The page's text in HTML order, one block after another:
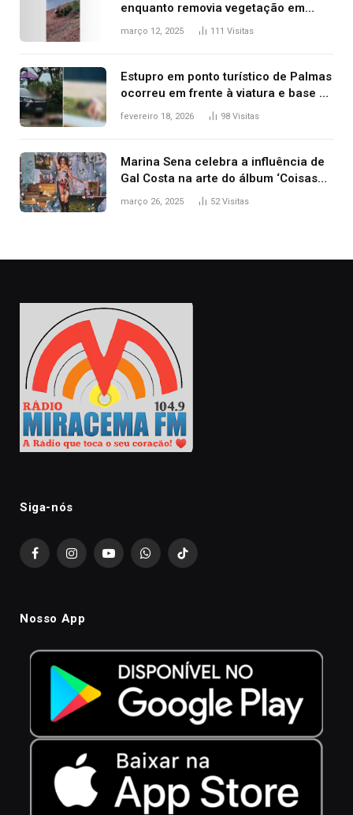
enquanto removia vegetação em
ribanceira de rodovia
março 12, 2025 111 Visitas
Estupro em ponto turístico de Palmas
ocorreu em frente à viatura e base de
segurança; polícia investiga
fevereiro 18, 2026 98 Visitas
Marina Sena celebra a influência de
Gal Costa na arte do álbum ‘Coisas
naturais’
março 26, 2025 52Visitas
Siga-nós
FacebookInstagramYouTubeWhatsAppTikTok
Nosso App